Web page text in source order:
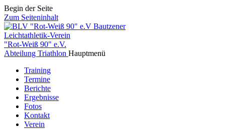
Begin der Seite
Zum Seiteninhalt
Bautzener
Leichtathletik-Verein
"Rot-Weiß 90" e.V.
Abteilung Triathlon Hauptmenü
Training
Termine
Berichte
Ergebnisse
Fotos
Kontakt
Verein